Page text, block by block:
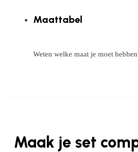
Maattabel
Weten welke maat je moet
Maak je set